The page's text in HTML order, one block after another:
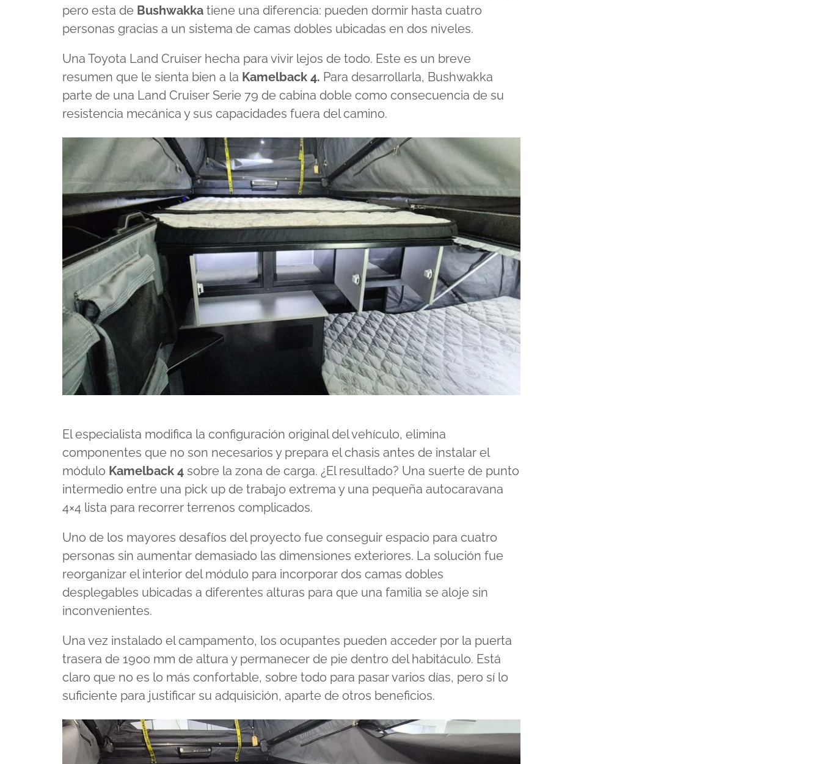
pero esta de Bushwakka tiene una diferencia: pueden dormir hasta cuatro
personas gracias a un sistema de camas dobles ubicadas en dos niveles.
Una Toyota Land Cruiser hecha para vivir lejos de todo. Este es un breve
resumen que le sienta bien a la Kamelback 4. Para desarrollarla, Bushwakka
parte de una Land Cruiser Serie 79 de cabina doble como consecuencia de su
resistencia mecánica y sus capacidades fuera del camino.
El especialista modifica la configuración original del vehículo, elimina
componentes que no son necesarios y prepara el chasis antes de instalar el
módulo Kamelback 4 sobre la zona de carga. ¿El resultado? Una suerte de punto
intermedio entre una pick up de trabajo extrema y una pequeña autocaravana
4×4 lista para recorrer terrenos complicados.
Uno de los mayores desafíos del proyecto fue conseguir espacio para cuatro
personas sin aumentar demasiado las dimensiones exteriores. La solución fue
reorganizar el interior del módulo para incorporar dos camas dobles
desplegables ubicadas a diferentes alturas para que una familia se aloje sin
inconvenientes.
Una vez instalado el campamento, los ocupantes pueden acceder por la puerta
trasera de 1900 mm de altura y permanecer de pie dentro del habitáculo. Está
claro que no es lo más confortable, sobre todo para pasar varios días, pero sí lo
suficiente para justificar su adquisición, aparte de otros beneficios.